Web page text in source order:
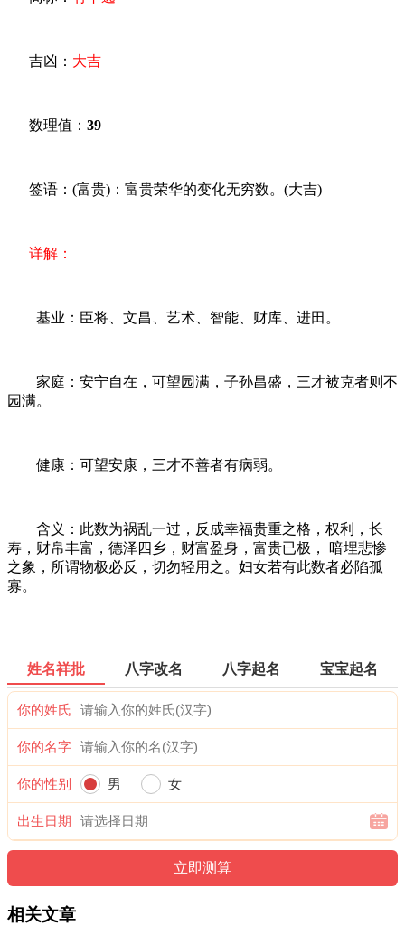
吉凶： 大吉
数理值： 39
签语：(富贵)：富贵荣华的变化无穷数。(大吉)
详解：
基业：臣将、文昌、艺术、智能、财库、进田。
家庭：安宁自在，可望园满，子孙昌盛，三才被克者则不
园满。
健康：可望安康，三才不善者有病弱。
含义：此数为祸乱一过，反成幸福贵重之格，权利，长
寿，财帛丰富，德泽四乡，财富盈身，富贵已极， 暗埋悲惨
之象，所谓物极必反，切勿轻用之。妇女若有此数者必陷孤
寡。
姓名祥批 八字改名 八字起名 宝宝起名
你的姓氏
你的名字
你的性别 男 女
出生日期
相关文章